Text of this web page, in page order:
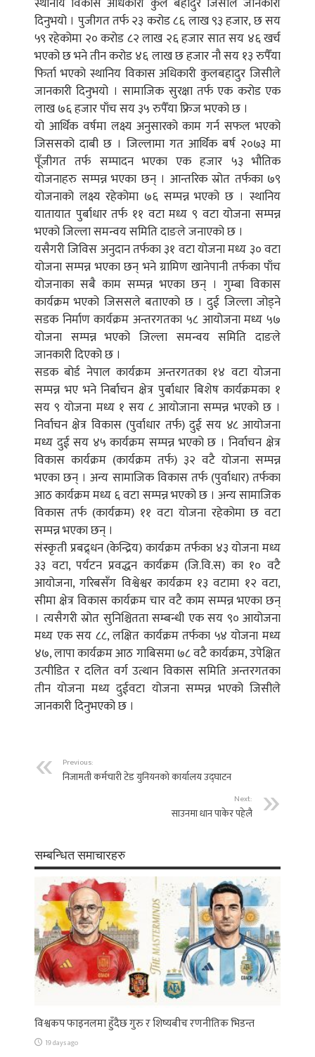
दिनुभयो । पुजीगत तर्फ २३ करोड ८६ लाख ९३ हजार, छ सय
५९ रहेकोमा २० करोड ८२ लाख २६ हजार सात सय ४६ खर्च
भएको छ भने तीन करोड ४६ लाख छ हजार नौ सय १३ रुपैँया
फिर्ता भएको स्थानिय विकास अधिकारी कुलबहादुर जिसीले
जानकारी दिनुभयो । सामाजिक सुरक्षा तर्फ एक करोड एक
लाख ७६ हजार पाँच सय ३५ रुपैँया फ्रिज भएको छ ।
यो आर्थिक वर्षमा लक्ष्य अनुसारको काम गर्न सफल भएको
जिससको दाबी छ । जिल्लामा गत आर्थिक बर्ष २०७३ मा
पूँजीगत तर्फ सम्पादन भएका एक हजार ५३ भौतिक
योजनाहरु सम्पन्न भएका छन् । आन्तरिक स्रोत तर्फका ७९
योजनाको लक्ष्य रहेकोमा ७६ सम्पन्न भएको छ । स्थानिय
यातायात पुर्बाधार तर्फ ११ वटा मध्य ९ वटा योजना सम्पन्न
भएको जिल्ला समन्वय समिति दाङले जनाएको छ ।
यसैगरी जिविस अनुदान तर्फका ३१ वटा योजना मध्य ३० वटा
योजना सम्पन्न भएका छन् भने ग्रामिण खानेपानी तर्फका पाँच
योजनाका सबै काम सम्पन्न भएका छन् । गुम्बा विकास
कार्यक्रम भएको जिससले बताएको छ । दुई जिल्ला जोड्ने
सडक निर्माण कार्यक्रम अन्तरगतका ५८ आयोजना मध्य ५७
योजना सम्पन्न भएको जिल्ला समन्वय समिति दाङले
जानकारी दिएको छ ।
सडक बोर्ड नेपाल कार्यक्रम अन्तरगतका १४ वटा योजना
सम्पन्न भए भने निर्बाचन क्षेत्र पुर्बाधार बिशेष कार्यक्रमका १
सय ९ योजना मध्य १ सय ८ आयोजाना सम्पन्न भएको छ ।
निर्वाचन क्षेत्र विकास (पुर्वाधार तर्फ) दुई सय ४८ आयोजना
मध्य दुई सय ४५ कार्यक्रम सम्पन्न भएको छ । निर्वाचन क्षेत्र
विकास कार्यक्रम (कार्यक्रम तर्फ) ३२ वटै योजना सम्पन्न
भएका छन् । अन्य सामाजिक विकास तर्फ (पुर्वाधार) तर्फका
आठ कार्यक्रम मध्य ६ वटा सम्पन्न भएको छ । अन्य सामाजिक
विकास तर्फ (कार्यक्रम) ११ वटा योजना रहेकोमा छ वटा
सम्पन्न भएका छन् ।
संस्कृती प्रबद्र्धन (केन्द्रिय) कार्यक्रम तर्फका ४३ योजना मध्य
३३ वटा, पर्यटन प्रवद्धन कार्यक्रम (जि.वि.स) का १० वटै
आयोजना, गरिबसँग विश्वेश्वर कार्यक्रम १३ वटामा १२ वटा,
सीमा क्षेत्र विकास कार्यक्रम चार वटै काम सम्पन्न भएका छन्
। त्यसैगरी स्रोत सुनिश्चितता सम्बन्धी एक सय ९० आयोजना
मध्य एक सय ८८, लक्षित कार्यक्रम तर्फका ५४ योजना मध्य
४७, लापा कार्यक्रम आठ गाबिसमा ७८ वटै कार्यक्रम, उपेक्षित
उत्पीडित र दलित वर्ग उत्थान विकास समिति अन्तरगतका
तीन योजना मध्य दुईवटा योजना सम्पन्न भएको जिसीले
जानकारी दिनुभएको छ ।
Previous:
निजामती कर्मचारी टेड युनियनको कार्यालय उद्घाटन
Next:
साउनमा धान पाकेर पहेलै
सम्बन्धित समाचारहरु
विश्वकप फाइनलमा हुँदैछ गुरु र शिष्यबीच रणनीतिक भिडन्त
19 days ago